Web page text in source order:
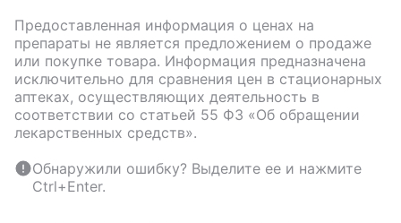
Предоставленная информация о ценах на
препараты не является предложением о продаже
или покупке товара. Информация предназначена
исключительно для сравнения цен в стационарных
аптеках, осуществляющих деятельность в
соответствии со статьей 55 ФЗ «Об обращении
лекарственных средств».
Обнаружили ошибку? Выделите ее и нажмите
Ctrl+Enter.